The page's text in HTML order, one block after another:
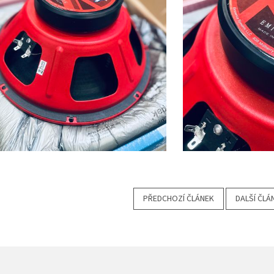
PŘEDCHOZÍ ČLÁNEK DALŠÍ